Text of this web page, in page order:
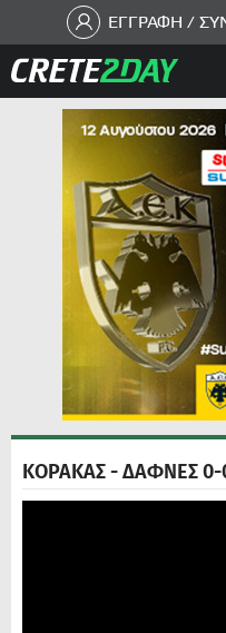
ΕΓΓΡΑΦΗ /
ΚΟΡΑΚΑΣ - ΔΑΦΝΕΣ 0-